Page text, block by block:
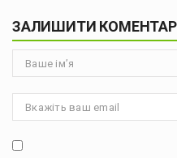
ЗАЛИШИТИ КОМЕНТАР